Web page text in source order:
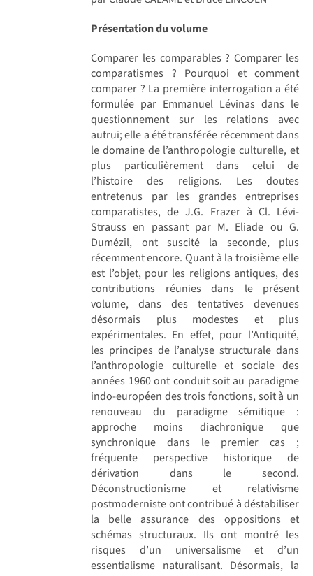
Présentation du volume
Comparer les comparables ? Comparer les
comparatismes ? Pourquoi et comment
comparer ? La première interrogation a été
formulée par Emmanuel Lévinas dans le
questionnement sur les relations avec
autrui; elle a été transférée récemment dans
le domaine de l’anthropologie culturelle, et
plus particulièrement dans celui de
l’histoire des religions. Les doutes
entretenus par les grandes entreprises
comparatistes, de J.G. Frazer à Cl. Lévi-
Strauss en passant par M. Eliade ou G.
Dumézil, ont suscité la seconde, plus
récemment encore. Quant à la troisième elle
est l’objet, pour les religions antiques, des
contributions réunies dans le présent
volume, dans des tentatives devenues
désormais plus modestes et plus
expérimentales. En effet, pour l’Antiquité,
les principes de l’analyse structurale dans
l’anthropologie culturelle et sociale des
années 1960 ont conduit soit au paradigme
indo-européen des trois fonctions, soit à un
renouveau du paradigme sémitique :
approche moins diachronique que
synchronique dans le premier cas ;
fréquente perspective historique de
dérivation dans le second.
Déconstructionisme et relativisme
postmoderniste ont contribué à déstabiliser
la belle assurance des oppositions et
schémas structuraux. Ils ont montré les
risques d’un universalisme et d’un
essentialisme naturalisant. Désormais, la